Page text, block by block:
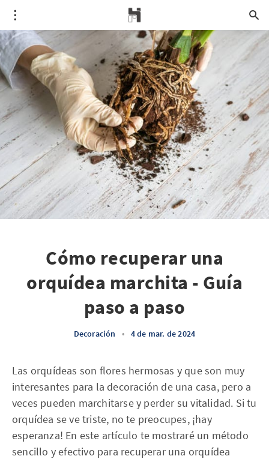
Cómo recuperar una
orquídea marchita - Guía
paso a paso
Decoración • 4 de mar. de 2024
Las orquídeas son flores hermosas y que son muy
interesantes para la decoración de una casa, pero a
veces pueden marchitarse y perder su vitalidad. Si tu
orquídea se ve triste, no te preocupes, ¡hay
esperanza! En este artículo te mostraré un método
sencillo y efectivo para recuperar una orquídea